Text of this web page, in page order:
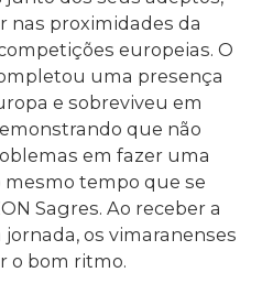
nas proximidades da
europeias. O
uma presença
e sobreviveu em
que não
em fazer uma
tempo que se
Sagres. Ao receber a
os vimaranenses
o bom ritmo.